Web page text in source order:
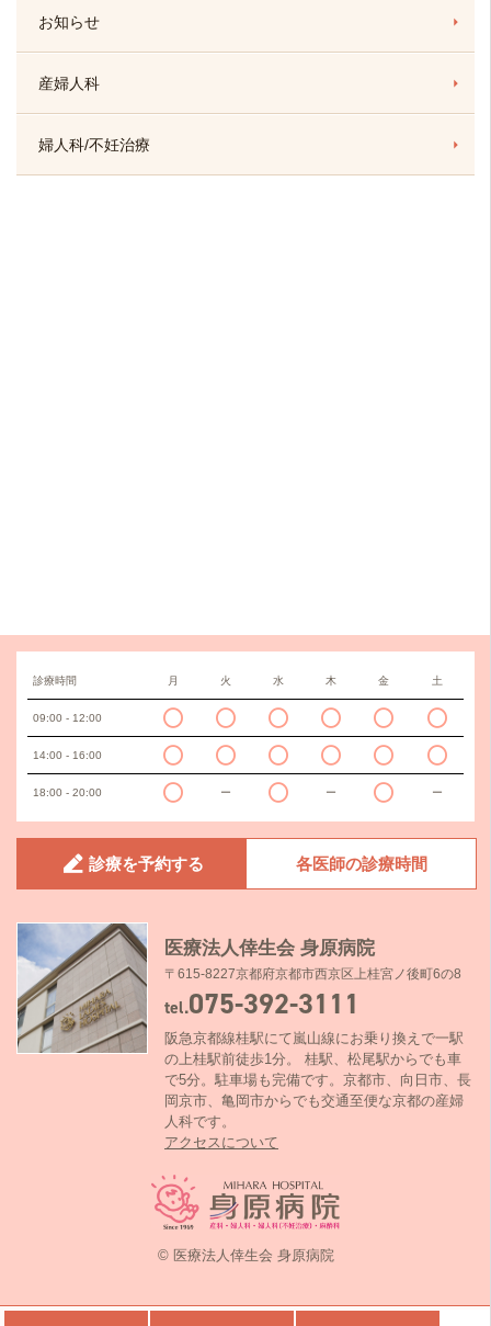
お知らせ
産婦人科
婦人科/不妊治療
診療時間 月 火 水 木 金 土
09:00 - 12:00
14:00 - 16:00
18:00 - 20:00 ー ー ー
診療を予約する 各医師の診療時間
医療法人倖生会 身原病院
〒615-8227京都府京都市西京区上桂宮ノ後町6の8
tel.075-392-3111
阪急京都線桂駅にて嵐山線にお乗り換えで一駅
の上桂駅前徒歩1分。 桂駅、松尾駅からでも車
で5分。駐車場も完備です。京都市、向日市、長
岡京市、亀岡市からでも交通至便な京都の産婦
人科です。
アクセスについて
© 医療法人倖生会 身原病院